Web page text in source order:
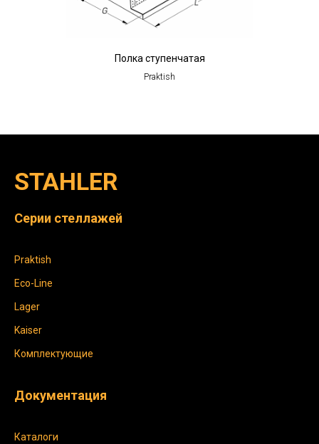
Полка ступенчатая
Praktish
Серии стеллажей
STAHLER
Каталоги
Praktish
Eco-Line
Lager
Kaiser
Комплектующие
Документация